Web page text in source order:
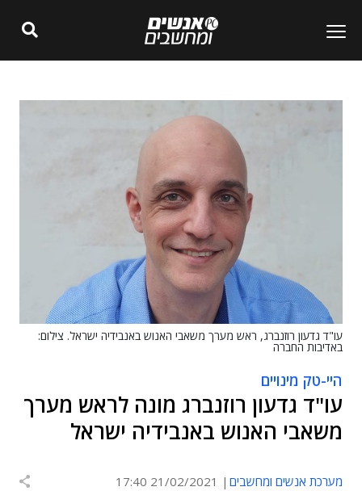
עו"ד גדעון רוזנברג, ראש מערך משאבי האנוש באנבידיה ישראל. צילום:
באדיבות החברה
היי-טק מינויים
עו"ד גדעון רוזנברג מונה לראש מערך
משאבי האנוש באנבידיה ישראל
מערכת אנשים ומחשבים 21/02/2021 17:40